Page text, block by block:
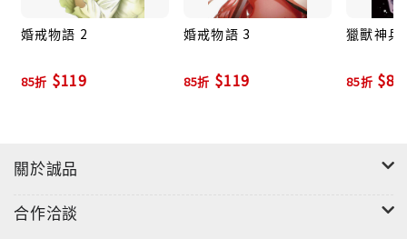
婚戒物語 2
85折 $119
婚戒物語 3
85折 $119
獵獸神兵
85折 $85
關於誠品
合作洽談